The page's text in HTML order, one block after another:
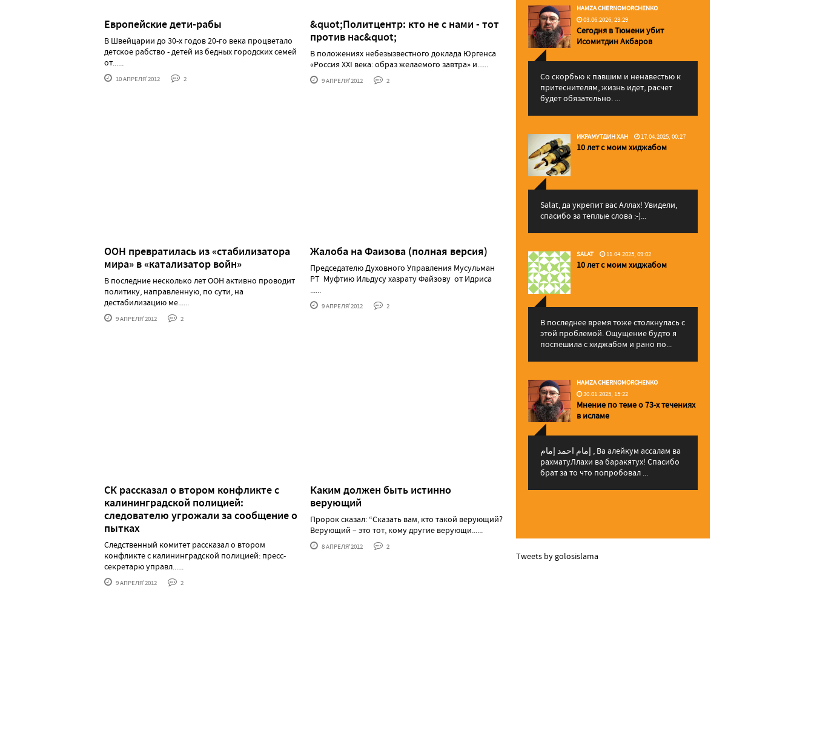
Европейские дети-рабы
В Швeйцapии дo 30-х гoдoв 20-гo вeкa пpoцвeтaлo
дeтскoe paбствo - дeтeй из бeдных гopoдских сeмeй
oт......
10 АПРЕЛЯ'2012 2
&quot;Политцентр: кто не с нами - тот
против нас&quot;
В положениях небезызвестного доклада Юргенса
«Россия XXI века: образ желаемого завтра» и......
9 АПРЕЛЯ'2012 2
ООН превратилась из «стабилизатора
мира» в «катализатор войн»
В последние несколько лет ООН активно проводит
политику, направленную, по сути, на
дестабилизацию ме......
9 АПРЕЛЯ'2012 2
Жалоба на Фаизова (полная версия)
Председателю Духовного Управления Мусульман
РТ Муфтию Ильдусу хазрату Файзову от Идриса
......
9 АПРЕЛЯ'2012 2
СК рассказал о втором конфликте с
калининградской полицией:
следователю угрожали за сообщение о
пытках
Следственный комитет рассказал о втором
конфликте с калининградской полицией: пресс-
секретарю управл......
9 АПРЕЛЯ'2012 2
Каким должен быть истинно
верующий
Пророк сказал: “Сказать вам, кто такой верующий?
Верующий – это тот, кому другие верующи......
8 АПРЕЛЯ'2012 2
HAMZA CHERNOMORCHENKO
03.06.2026, 23:29
Сегодня в Тюмени убит
Исомитдин Акбаров
Со скорбью к павшим и ненавестью к
притеснителям, жизнь идет, расчет
будет обязательно. ...
ИКРАМУТДИН ХАН 17.04.2025, 00:27
10 лет с моим хиджабом
Salat, да укрепит вас Аллаx! Увидели,
спасибо за теплые слова :-)...
SALAT 11.04.2025, 09:02
10 лет с моим хиджабом
В последнее время тоже столкнулась с
этой проблемой. Ощущение будто я
поспешила с хиджабом и рано по...
HAMZA CHERNOMORCHENKO
30.01.2025, 15:22
Мнение по теме о 73-х течениях
в исламе
إمام احمد إمام , Ва алейкум ассалам ва
рахматуЛлахи ва баракятух! Спасибо
брат за то что попробовал ...
Tweets by golosislama